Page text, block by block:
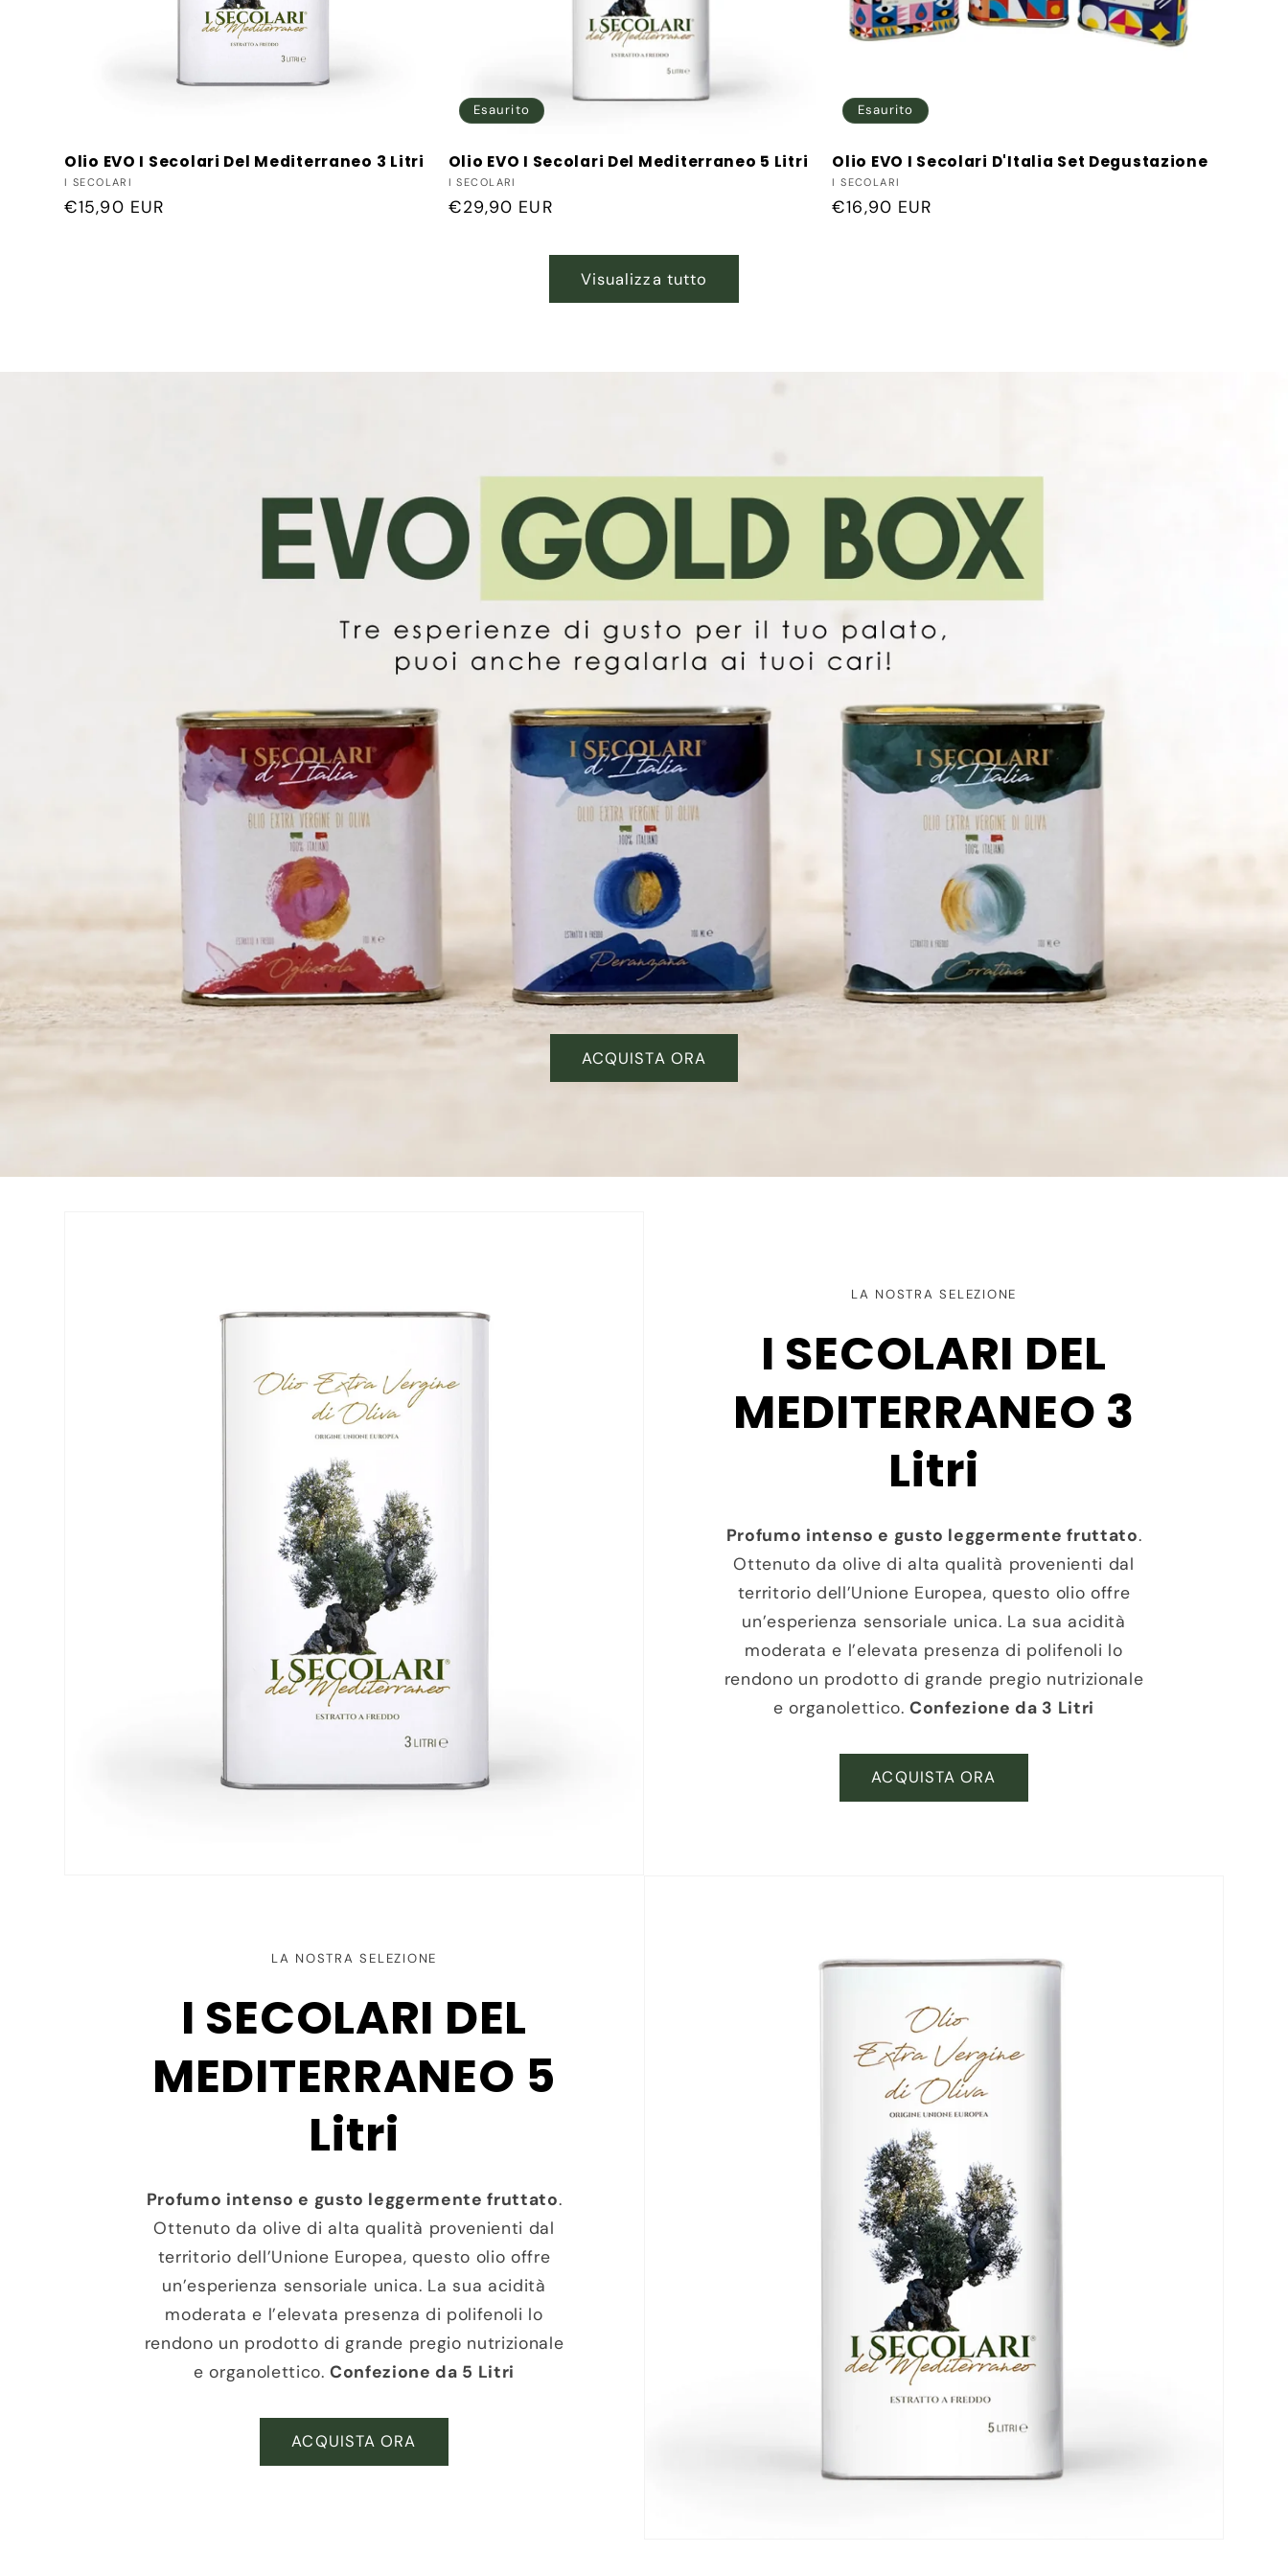
Olio EVO I Secolari Del Mediterraneo 3 Litri
Produttore:
I SECOLARI
Prezzo
€15,90 EUR
Esaurito
Olio EVO I Secolari Del Mediterraneo 5 Litri
Produttore:
I SECOLARI
Prezzo
€29,90 EUR
Esaurito
Olio EVO I Secolari D'Italia Set Degustazione
Produttore:
I SECOLARI
Prezzo
€16,90 EUR
Visualizza tutto
ACQUISTA ORA
LA NOSTRA SELEZIONE
I SECOLARI DEL
MEDITERRANEO 3
Litri
Profumo intenso e gusto leggermente fruttato.
Ottenuto da olive di alta qualità provenienti dal
territorio dell’Unione Europea, questo olio offre
un’esperienza sensoriale unica. La sua acidità
moderata e l’elevata presenza di polifenoli lo
rendono un prodotto di grande pregio nutrizionale
e organolettico.Confezione da 3 Litri
ACQUISTA ORA
LA NOSTRA SELEZIONE
I SECOLARI DEL
MEDITERRANEO 5
Litri
Profumo intenso e gusto leggermente fruttato.
Ottenuto da olive di alta qualità provenienti dal
territorio dell’Unione Europea, questo olio offre
un’esperienza sensoriale unica. La sua acidità
moderata e l’elevata presenza di polifenoli lo
rendono un prodotto di grande pregio nutrizionale
e organolettico.Confezione da 5 Litri
ACQUISTA ORA